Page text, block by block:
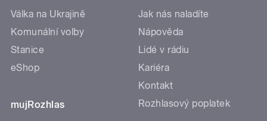
Válka na Ukrajině
Komunální volby
Stanice
eShop
mujRozhlas
Jak nás naladíte
Nápověda
Lidé v rádiu
Kariéra
Kontakt
Rozhlasový poplatek